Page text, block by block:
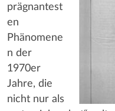
prägnantest
en
Phänomene
n der
1970er
Jahre, die
nicht nur als